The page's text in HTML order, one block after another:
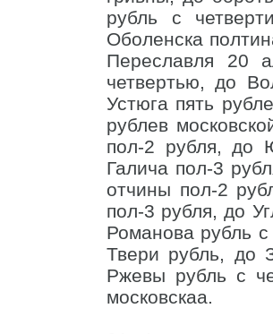
рубль с
Оболенска
Переславля 20
четвертью, до
Устюга пять
рублев
пол-2 рубля, до
Галича пол-3
отчины пол-2
пол-3 рубля, до
Романова рубль
Твери рубль, до
Ржевы рубль с
московскаа.